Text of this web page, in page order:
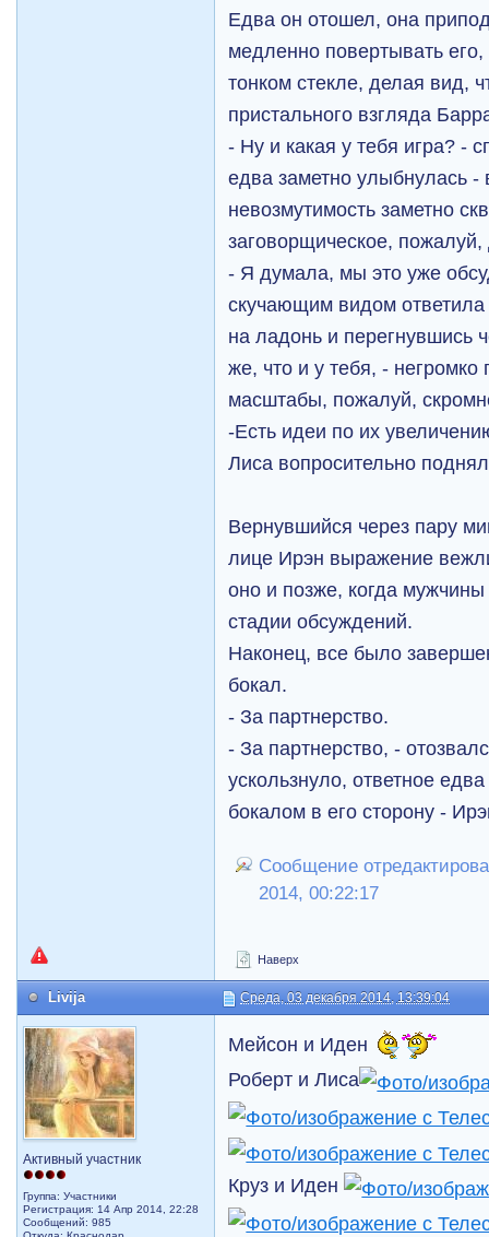
Едва он отошел, она
медленно повертывать
тонком стекле, делая вид,
пристального взгляда
- Ну и какая у тебя игра? -
едва заметно улыбнулась -
невозмутимость заметно
заговорщическое,
- Я думала, мы это уже
скучающим видом
на ладонь и перегнувшись
же, что и у тебя, -
масштабы, пожалуй,
-Есть идеи по их
Лиса вопросительно
Вернувшийся через пару
лице Ирэн выражение
оно и позже, когда
стадии обсуждений.
Наконец, все было
бокал.
- За партнерство.
- За партнерство, -
ускользнуло, ответное
бокалом в его сторону -
Сообщение
2014, 00:22:17
Наверх
Livija Среда, 03 декабря 2014, 13:39:04
Активный участник
Группа: Участники
Регистрация: 14 Апр 2014, 22:28
Сообщений: 985
Мейсон и Иден
Роберт и Лиса
Круз и Иден